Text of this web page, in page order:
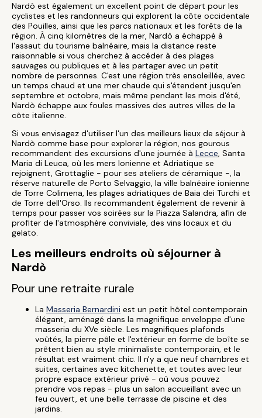
Nardò est également un excellent point de départ pour les
cyclistes et les randonneurs qui explorent la côte occidentale
des Pouilles, ainsi que les parcs nationaux et les forêts de la
région. À cinq kilomètres de la mer, Nardò a échappé à
l'assaut du tourisme balnéaire, mais la distance reste
raisonnable si vous cherchez à accéder à des plages
sauvages ou publiques et à les partager avec un petit
nombre de personnes. C'est une région très ensoleillée, avec
un temps chaud et une mer chaude qui s'étendent jusqu'en
septembre et octobre, mais même pendant les mois d'été,
Nardò échappe aux foules massives des autres villes de la
côte italienne.
Si vous envisagez d'utiliser l'un des meilleurs lieux de séjour à
Nardò comme base pour explorer la région, nos gourous
recommandent des excursions d'une journée à Lecce, Santa
Maria di Leuca, où les mers Ionienne et Adriatique se
rejoignent, Grottaglie - pour ses ateliers de céramique -, la
réserve naturelle de Porto Selvaggio, la ville balnéaire ionienne
de Torre Colimena, les plages adriatiques de Baia dei Turchi et
de Torre dell'Orso. Ils recommandent également de revenir à
temps pour passer vos soirées sur la Piazza Salandra, afin de
profiter de l'atmosphère conviviale, des vins locaux et du
gelato.
Les meilleurs endroits où séjourner à
Nardò
Pour une retraite rurale
La Masseria Bernardini est un petit hôtel contemporain
élégant, aménagé dans la magnifique enveloppe d'une
masseria du XVe siècle. Les magnifiques plafonds
voûtés, la pierre pâle et l'extérieur en forme de boîte se
prêtent bien au style minimaliste contemporain, et le
résultat est vraiment chic. Il n'y a que neuf chambres et
suites, certaines avec kitchenette, et toutes avec leur
propre espace extérieur privé - où vous pouvez
prendre vos repas - plus un salon accueillant avec un
feu ouvert, et une belle terrasse de piscine et des
jardins.